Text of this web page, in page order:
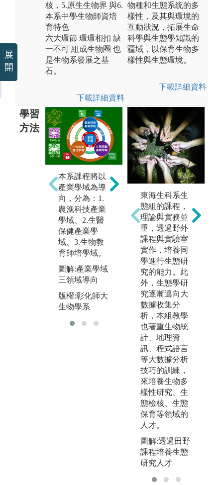
核，5.原生生物界 與6.
本系中學生物師資培
育特色
六大環節 環環相扣 缺
一不可 組成生物圈 也
是生物系發展之基
石。
下載詳細資料
物種和生態系统的多
樣性，及其與環境的
互動狀況，拓展生命
科學與生態學知識的
疆域，以保育生物多
樣性與生態環境。
下載詳細資料
學習
方法
本系課程將以
產業學域為導
向，分為：1.
農漁科技產業
學域、2.生醫
保健產業學
域、3.生物教
育師培學域。
圖解:產業學域
三領域導向
版權:彰化師大
生物學系
演化生態研究
法與環境生物
學領域領域須
著重探究、觀
察以及分析能
力。
圖解:野外採集
版權:彰化師大
生物學系
東海生科系生
態組的課程，
理論與實務並
重，透過野外
課程與實驗室
實作，培養同
學進行生態研
究的能力。此
外，生態學研
究逐漸邁向大
數據收集分
析，本組教學
也著重生物統
計、地理資
訊、程式語言
等大數據分析
技巧的訓練，
來培養生物多
樣性研究、生
態檢核、生態
保育等領域的
人才。
圖解:透過田野
課程培養生態
研究人才
展
開